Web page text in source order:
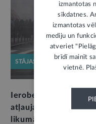
STĀJAS SPĒKĀ
Ierobežo iespējas
atļaujas. Stājas
likumā
izmantotas
sīkdatnes.
izmantotas
mediju un
atveriet
brīdī mainīt
vietnē.